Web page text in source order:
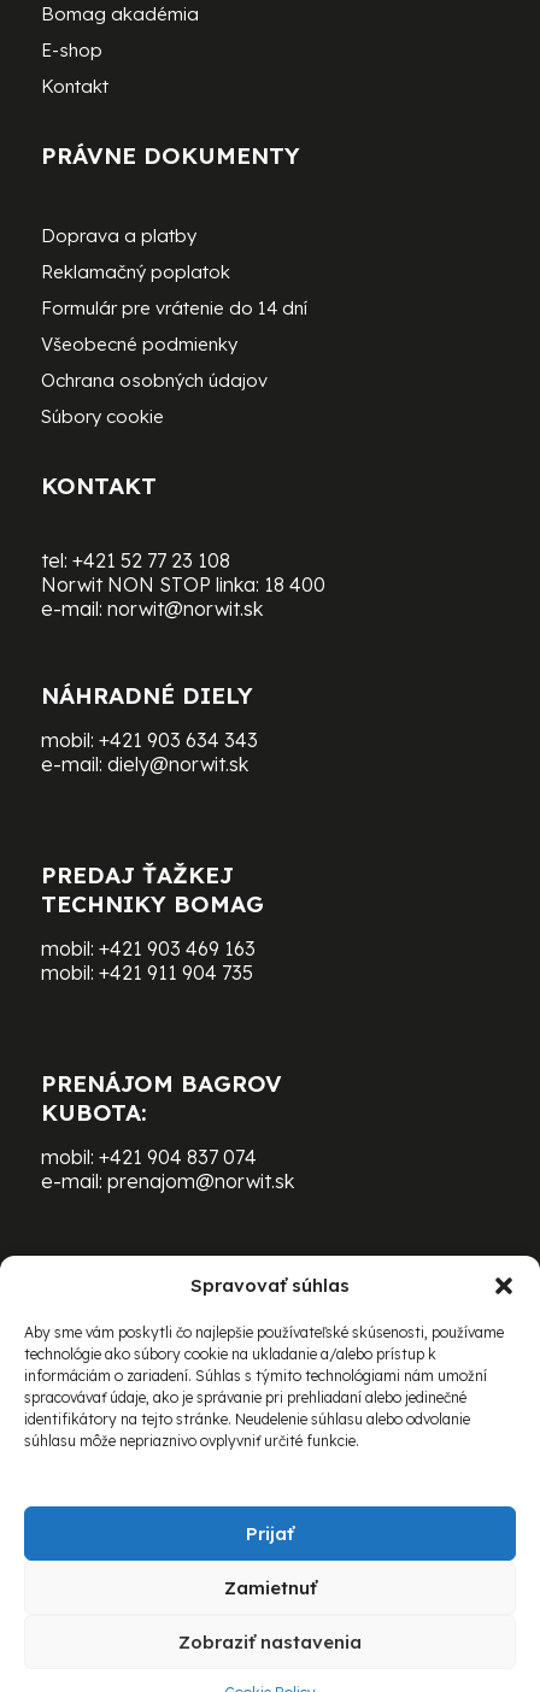
Spravovať súhlas
Aby sme vám poskytli čo najlepšie používateľské skúsenosti, používame
technológie ako súbory cookie na ukladanie a/alebo prístup k
informáciám o zariadení. Súhlas s týmito technológiami nám umožní
spracovávať údaje, ako je správanie pri prehliadaní alebo jedinečné
identifikátory na tejto stránke. Neudelenie súhlasu alebo odvolanie
súhlasu môže nepriaznivo ovplyvniť určité funkcie.
Prijať
Zamietnuť
Zobraziť nastavenia
Bomag akadémia
E-shop
Kontakt
PRÁVNE DOKUMENTY
Doprava a platby
Reklamačný poplatok
Formulár pre vrátenie do 14 dní
Všeobecné podmienky
Ochrana osobných údajov
Súbory cookie
KONTAKT
tel: +421 52 77 23 108
Norwit NON STOP linka: 18 400
e-mail: norwit@norwit.sk
NÁHRADNÉ DIELY
mobil: +421 903 634 343
e-mail: diely@norwit.sk
PREDAJ ŤAŽKEJ
TECHNIKY BOMAG
mobil: +421 903 469 163
mobil: +421 911 904 735
PRENÁJOM BAGROV
KUBOTA:
mobil: +421 904 837 074
e-mail: prenajom@norwit.sk
PRENÁJOM ŤAŽKEJ TECHNIKY
BOMAG:
mobil:+421 903 469 163
e-mail:richard.schovanec@norwit.sk
vyhradené.